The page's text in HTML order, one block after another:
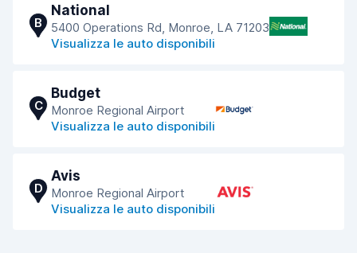
B
National
5400 Operations Rd, Monroe, LA 71203
Visualizza le auto disponibili
C
Budget
Monroe Regional Airport
Visualizza le auto disponibili
D
Avis
Monroe Regional Airport
Visualizza le auto disponibili